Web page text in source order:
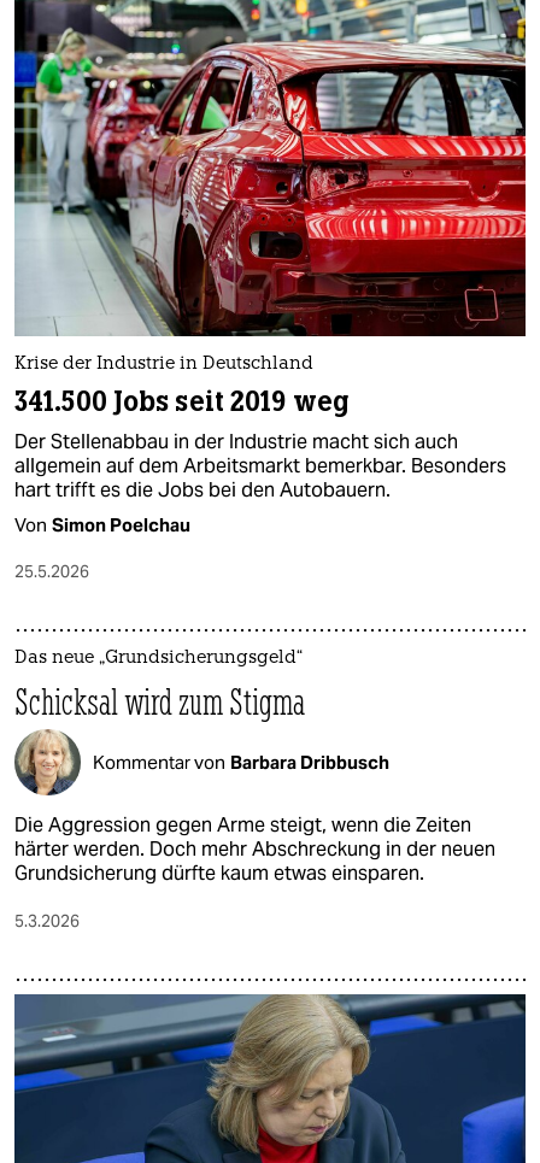
Krise der Industrie in Deutschland
341.500 Jobs seit 2019 weg
Der Stellenabbau in der Industrie macht sich auch
allgemein auf dem Arbeitsmarkt bemerkbar. Besonders
hart trifft es die Jobs bei den Autobauern.
Von Simon Poelchau
25.5.2026
Das neue „Grundsicherungsgeld“
Schicksal wird zum Stigma
Kommentar von Barbara Dribbusch
Die Aggression gegen Arme steigt, wenn die Zeiten
härter werden. Doch mehr Abschreckung in der neuen
Grundsicherung dürfte kaum etwas einsparen.
5.3.2026